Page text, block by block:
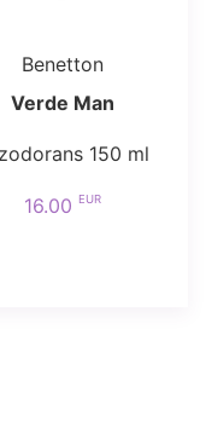
Benetton
Verde Man
150 ml
16.00 EUR